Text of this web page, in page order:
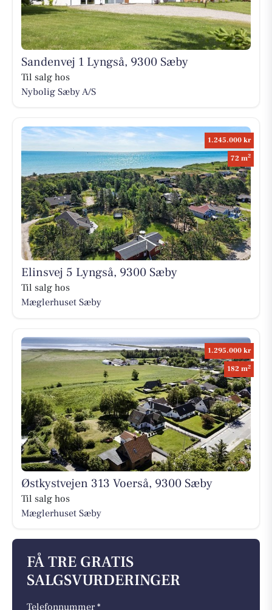
Sandenvej 1 Lyngså, 9300 Sæby
Til salg hos
Nybolig Sæby A/S
1.245.000 kr
72 m2
Elinsvej 5 Lyngså, 9300 Sæby
Til salg hos
Mæglerhuset Sæby
1.295.000 kr
182 m2
Østkystvejen 313 Voerså, 9300 Sæby
Til salg hos
Mæglerhuset Sæby
FÅ TRE GRATIS
SALGSVURDERINGER
Telefonnummer *